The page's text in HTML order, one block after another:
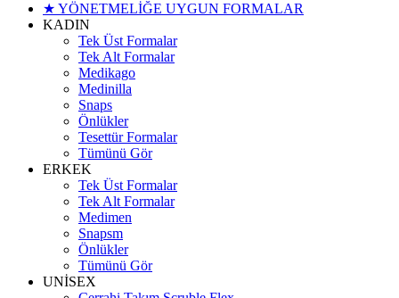
★ YÖNETMELİĞE UYGUN FORMALAR
KADIN
Tek Üst Formalar
Tek Alt Formalar
Medikago
Medinilla
Snaps
Önlükler
Tesettür Formalar
Tümünü Gör
ERKEK
Tek Üst Formalar
Tek Alt Formalar
Medimen
Snapsm
Önlükler
Tümünü Gör
UNİSEX